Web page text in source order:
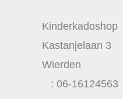
Kinderkadoshop
Kastanjelaan 3
Wierden
: 06-16124563